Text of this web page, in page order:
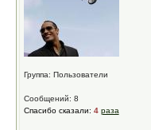
Группа: Пользователи
Сообщений: 8
Спасибо сказали: 4 раза